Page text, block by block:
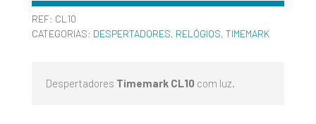
REF: CL10
CATEGORIAS: DESPERTADORES, RELÓGIOS, TIMEMARK
Despertadores Timemark CL10 com luz.